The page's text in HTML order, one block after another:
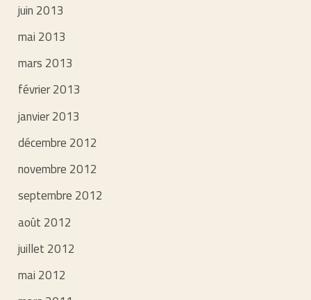
juin 2013
mai 2013
mars 2013
février 2013
janvier 2013
décembre 2012
novembre 2012
septembre 2012
août 2012
juillet 2012
mai 2012